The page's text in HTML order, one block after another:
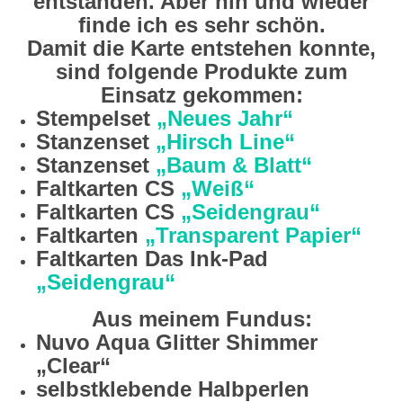
finde ich es sehr schön.
Damit die Karte entstehen konnte,
sind folgende Produkte zum
Einsatz gekommen:
Stempelset „Neues Jahr“
Stanzenset „Hirsch Line“
Stanzenset „Baum & Blatt“
Faltkarten CS „Weiß“
Faltkarten CS „Seidengrau“
Faltkarten „Transparent Papier“
Faltkarten Das Ink-Pad
„Seidengrau“
Aus meinem Fundus:
Nuvo Aqua Glitter Shimmer
„Clear“
selbstklebende Halbperlen